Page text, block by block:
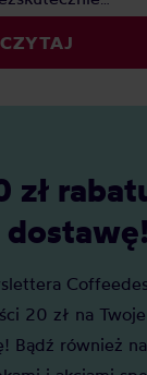
Matcha to jednak
prawdziwa
CZYTAJ
zł
20 zł na
Bądź również